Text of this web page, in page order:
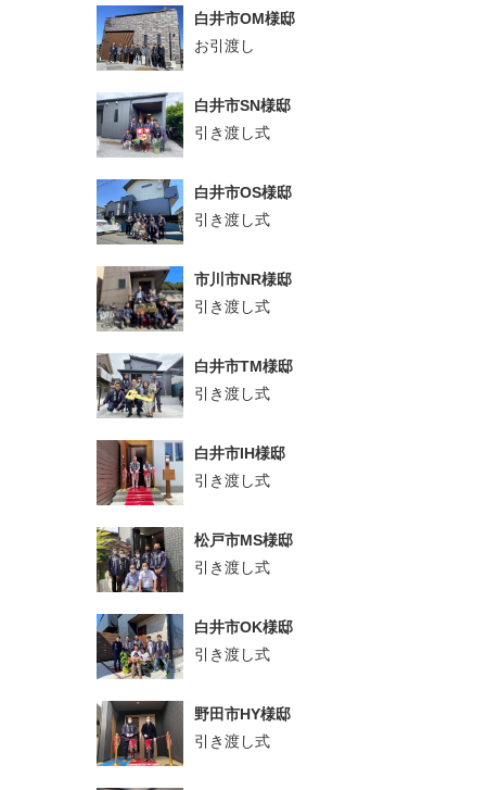
白井市OM様邸
お引渡し
白井市SN様邸
引き渡し式
白井市OS様邸
引き渡し式
市川市NR様邸
引き渡し式
白井市TM様邸
引き渡し式
白井市IH様邸
引き渡し式
松戸市MS様邸
引き渡し式
白井市OK様邸
引き渡し式
野田市HY様邸
引き渡し式